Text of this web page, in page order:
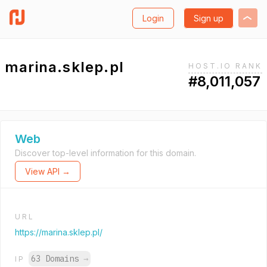
Login Sign up
marina.sklep.pl HOST.IO RANK
#8,011,057
Web
Discover top-level information for this domain.
View API →
URL
https://marina.sklep.pl/
IP 63 Domains →